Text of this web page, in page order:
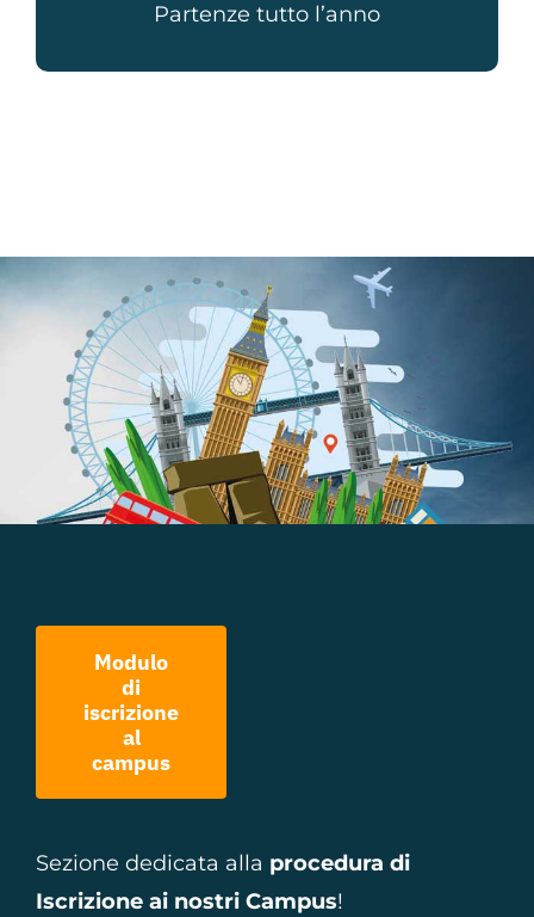
Partenze tutto l’anno
Modulo
di
iscrizione
al
campus
Sezione dedicata alla procedura di
Iscrizione ai nostri Campus!